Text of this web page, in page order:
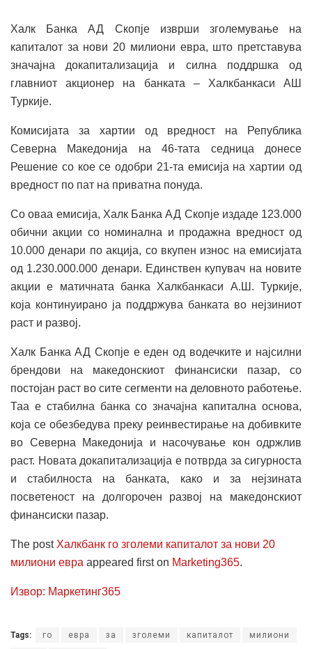
Халк Банка АД Скопје изврши зголемување на
капиталот за нови 20 милиони евра, што претставува
значајна докапитализација и силна поддршка од
главниот акционер на банката – Халкбанкаси АШ
Туркије.
Комисијата за хартии од вредност на Република
Северна Македонија на 46-тата седница донесе
Решение со кое се одобри 21-та емисија на хартии од
вредност по пат на приватна понуда.
Со оваа емисија, Халк Банка АД Скопје издаде 123.000
обични акции со номинална и продажна вредност од
10.000 денари по акција, со вкупен износ на емисијата
од 1.230.000.000 денари. Единствен купувач на новите
акции е матичната банка Халкбанкаси А.Ш. Туркије,
која континуирано ја поддржува банката во нејзиниот
раст и развој.
Халк Банка АД Скопје е еден од водечките и најсилни
брендови на македонскиот финансиски пазар, со
постојан раст во сите сегменти на деловното работење.
Таа е стабилна банка со значајна капитална основа,
која се обезбедува преку реинвестирање на добивките
во Северна Македонија и насочување кон одржлив
раст. Новата докапитализација е потврда за сигурноста
и стабилноста на банката, како и за нејзината
посветеност на долгорочен развој на македонскиот
финансиски пазар.
The post Халкбанк го зголеми капиталот за нови 20
милиони евра appeared first on Marketing365.
Извор: Маркетинг365
Tags: го евра за зголеми капиталот милиони